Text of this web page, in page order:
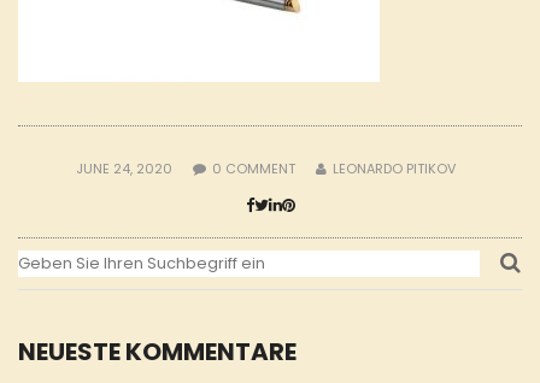
NEUESTE KOMMENTARE
JUNE 24, 2020 0 COMMENT LEONARDO PITIKOV